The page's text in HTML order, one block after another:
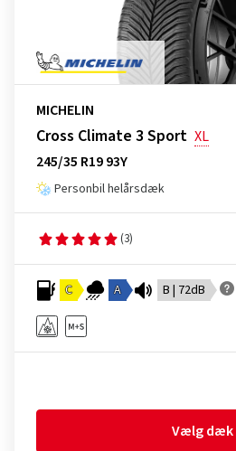
MICHELIN
Cross Climate 3 Sport XL
245/35 R19 93Y
Personbil helårsdæk
(3)
C A B | 72dB
Vælg dæk